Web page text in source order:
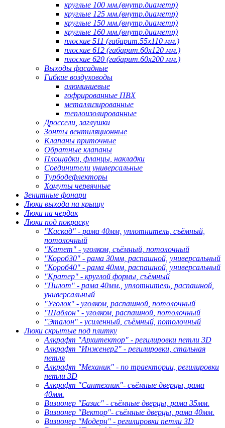
круглые 100 мм.(внутр.диаметр)
круглые 125 мм.(внутр.диаметр)
круглые 150 мм.(внутр.диаметр)
круглые 160 мм.(внутр.диаметр)
плоские 511 (габарит.55х110 мм.)
плоские 612 (габарит.60х120 мм.)
плоские 620 (габарит.60х200 мм.)
Выходы фасадные
Гибкие воздуховоды
алюминиевые
гофрированные ПВХ
металлизированные
теплоизолированные
Дроссели, заглушки
Зонты вентиляционные
Клапаны приточные
Обратные клапаны
Площадки, фланцы, накладки
Соединители универсальные
Турбодефлекторы
Хомуты червячные
Зенитные фонари
Люки выхода на крышу
Люки на чердак
Люки под покраску
"Каскад" - рама 40мм, уплотнитель, съёмный,
потолочный
"Катет" - уголком, съёмный, потолочный
"Короб30" - рама 30мм, распашной, универсальный
"Короб40" - рама 40мм, распашной, универсальный
"Кратер" - круглой формы, съёмный
"Пилот" - рама 40мм., уплотнитель, распашной,
универсальный
"Уголок" - уголком, распашной, потолочный
"Шаблон" - уголком, распашной, потолочный
"Эталон" - усиленный, съёмный, потолочный
Люки скрытые под плитку
Алкрафт "Архитектор" - регилировки петли 3D
Алкрафт "Инженер2" - регилировки, стальная
петля
Алкрафт "Механик" - по траектории, регилировки
петли 3D
Алкрафт "Сантехник"- съёмные дверцы, рама
40мм.
Визионер "Базис" - съёмные дверцы, рама 35мм.
Визионер "Вектор"- съёмные дверцы, рама 40мм.
Визионер "Модерн" - регилировки петли 3D